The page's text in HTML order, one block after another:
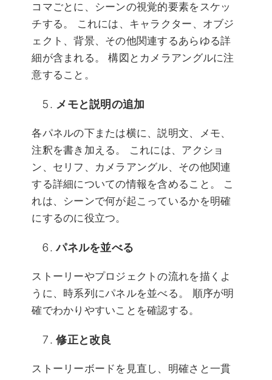
コマごとに、シーンの視覚的要素をスケッ
チする。 これには、キャラクター、オブジ
ェクト、背景、その他関連するあらゆる詳
細が含まれる。 構図とカメラアングルに注
意すること。
メモと説明の追加
各パネルの下または横に、説明文、メモ、
注釈を書き加える。 これには、アクショ
ン、セリフ、カメラアングル、その他関連
する詳細についての情報を含めること。 こ
れは、シーンで何が起こっているかを明確
にするのに役立つ。
パネルを並べる
ストーリーやプロジェクトの流れを描くよ
うに、時系列にパネルを並べる。 順序が明
確でわかりやすいことを確認する。
修正と改良
ストーリーボードを見直し、明確さと一貫